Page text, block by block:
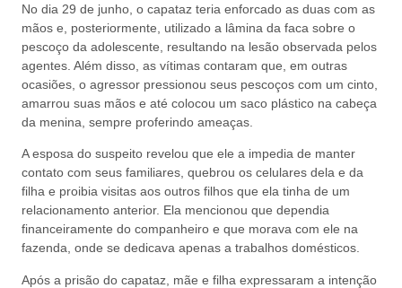
No dia 29 de junho, o capataz teria enforcado as duas com as
mãos e, posteriormente, utilizado a lâmina da faca sobre o
pescoço da adolescente, resultando na lesão observada pelos
agentes. Além disso, as vítimas contaram que, em outras
ocasiões, o agressor pressionou seus pescoços com um cinto,
amarrou suas mãos e até colocou um saco plástico na cabeça
da menina, sempre proferindo ameaças.
A esposa do suspeito revelou que ele a impedia de manter
contato com seus familiares, quebrou os celulares dela e da
filha e proibia visitas aos outros filhos que ela tinha de um
relacionamento anterior. Ela mencionou que dependia
financeiramente do companheiro e que morava com ele na
fazenda, onde se dedicava apenas a trabalhos domésticos.
Após a prisão do capataz, mãe e filha expressaram a intenção